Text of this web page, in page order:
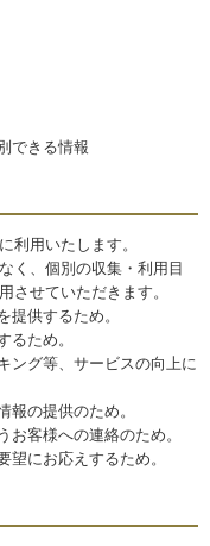
できる情報
利用いたします。
く、個別の収集・利用目
させていただきます。
提供するため。
るため。
ング等、サービスの向上に
の提供のため。
客様への連絡のため。
にお応えするため。